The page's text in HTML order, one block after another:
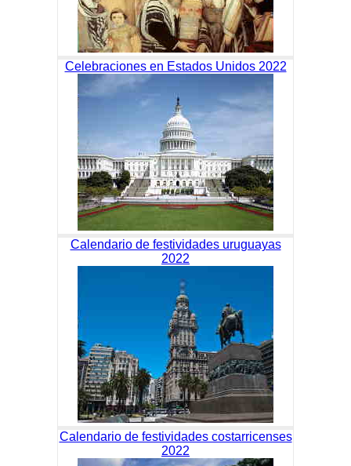
Celebraciones en Estados Unidos 2022
Calendario de festividades uruguayas
2022
Calendario de festividades costarricenses
2022